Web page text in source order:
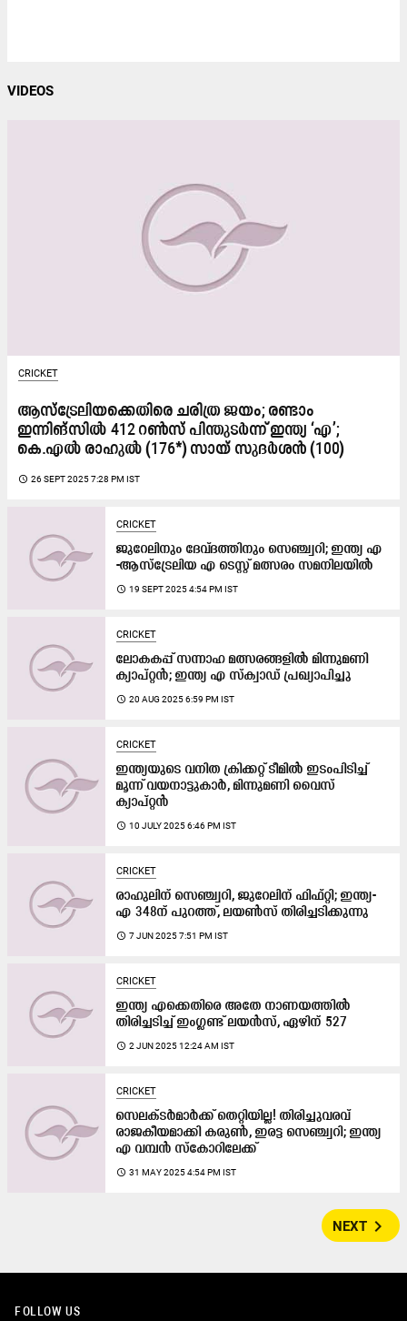
VIDEOS
CRICKET
ആസ്ട്രേലിയക്കെതിരെ ചരിത്ര ജയം; രണ്ടാം
ഇന്നിങ്സിൽ 412 റൺസ് പിന്തുടർന്ന് ഇന്ത്യ ‘എ’;
കെ.എൽ രാഹുൽ (176*) സായ് സുദർശൻ (100)
access_time 26 SEPT 2025 7:28 PM IST
CRICKET
ജുറേലിനും ദേവ്ദത്തിനും സെഞ്ച്വറി; ഇന്ത്യ എ
-ആസ്ട്രേലിയ എ ടെസ്റ്റ് മത്സരം സമനിലയില്‍
access_time 19 SEPT 2025 4:54 PM IST
CRICKET
ലോകകപ്പ് സന്നാഹ മത്സരങ്ങളിൽ മിന്നുമണി
ക്യാപ്റ്റൻ; ഇന്ത്യ എ സ്ക്വാഡ് പ്രഖ്യാപിച്ചു
access_time 20 AUG 2025 6:59 PM IST
CRICKET
ഇന്ത്യയുടെ വനിത ക്രിക്കറ്റ് ടീമിൽ ഇടംപിടിച്ച്
മൂന്ന് വയനാട്ടുകാർ, മിന്നുമണി വൈസ്
ക്യാപ്റ്റൻ
access_time 10 JULY 2025 6:46 PM IST
CRICKET
രാഹുലിന് സെഞ്ച്വറി, ജുറേലിന് ഫിഫ്റ്റി; ഇന്ത്യ-
എ 348ന് പുറത്ത്, ലയൺസ് തിരിച്ചടിക്കുന്നു
access_time 7 JUN 2025 7:51 PM IST
CRICKET
ഇന്ത്യ എക്കെതിരെ അതേ നാണയത്തിൽ
തിരിച്ചടിച്ച് ഇംഗ്ലണ്ട് ലയൻസ്, ഏഴിന് 527
access_time 2 JUN 2025 12:24 AM IST
CRICKET
സെലക്ടർമാർക്ക് തെറ്റിയില്ല! തിരിച്ചുവരവ്
രാജകീയമാക്കി കരുൺ, ഇരട്ട സെഞ്ച്വറി; ഇന്ത്യ
എ വമ്പൻ സ്കോറിലേക്ക്
access_time 31 MAY 2025 4:54 PM IST
NEXT navigate_next
FOLLOW US